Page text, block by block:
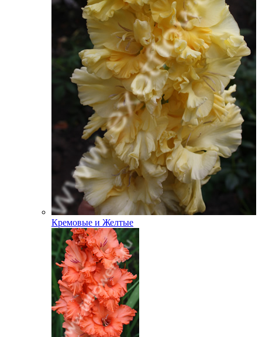
Кремовые и Желтые